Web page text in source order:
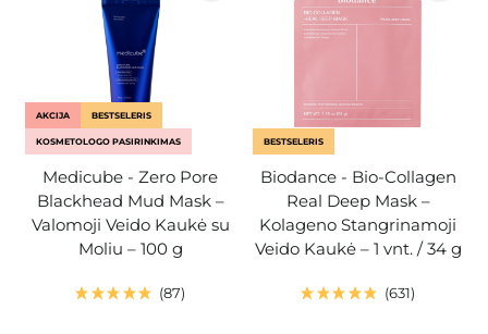
AKCIJA BESTSELERIS
KOSMETOLOGO PASIRINKIMAS
Medicube - Zero Pore
Blackhead Mud Mask –
Valomoji Veido Kaukė su
Moliu – 100 g
87
BESTSELERIS
Biodance - Bio-Collagen
Real Deep Mask –
Kolageno Stangrinamoji
Veido Kaukė – 1 vnt. / 34 g
631